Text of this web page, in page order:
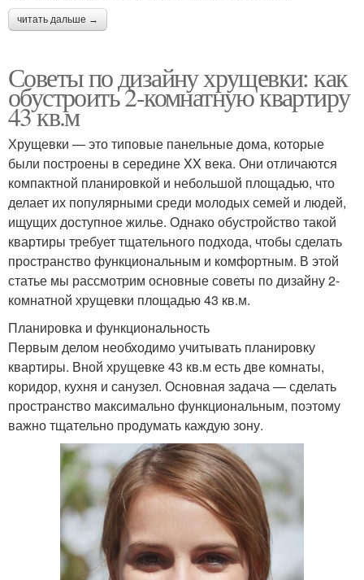
читать дальше →
Советы по дизайну хрущевки: как
обустроить 2-комнатную квартиру
43 кв.м
Хрущевки — это типовые панельные дома, которые
были построены в середине XX века. Они отличаются
компактной планировкой и небольшой площадью, что
делает их популярными среди молодых семей и людей,
ищущих доступное жилье. Однако обустройство такой
квартиры требует тщательного подхода, чтобы сделать
пространство функциональным и комфортным. В этой
статье мы рассмотрим основные советы по дизайну 2-
комнатной хрущевки площадью 43 кв.м.
Планировка и функциональность
Первым делом необходимо учитывать планировку
квартиры. Вной хрущевке 43 кв.м есть две комнаты,
коридор, кухня и санузел. Основная задача — сделать
пространство максимально функциональным, поэтому
важно тщательно продумать каждую зону.